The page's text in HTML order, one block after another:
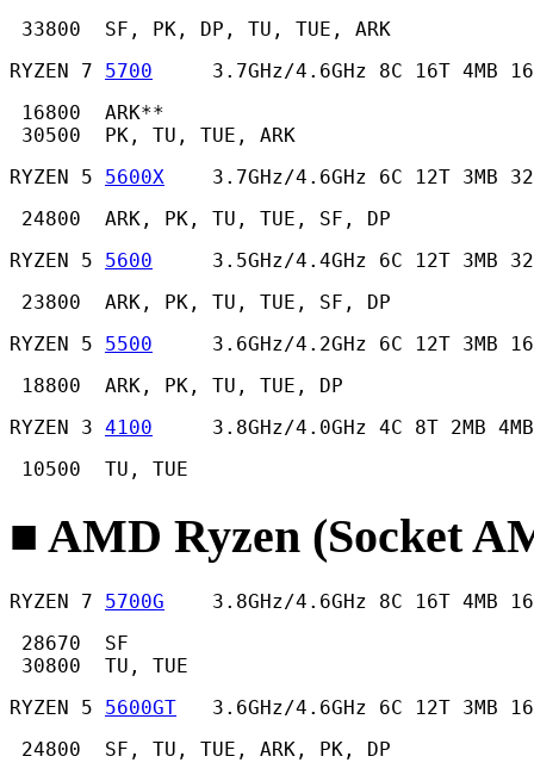
33800  SF, PK, DP, TU, TUE, ARK
RYZEN 7 5700
3.7GHz/4.6GHz 8C 16T 4MB
16800  ARK**
30500  PK, TU, TUE, ARK
RYZEN 5 5600X
3.7GHz/4.6GHz 6C 12T 3MB
24800  ARK, PK, TU, TUE, SF, DP
RYZEN 5 5600
3.5GHz/4.4GHz 6C 12T 3MB
23800  ARK, PK, TU, TUE, SF, DP
RYZEN 5 5500
3.6GHz/4.2GHz 6C 12T 3MB
18800  ARK, PK, TU, TUE, DP
RYZEN 3 4100
3.8GHz/4.0GHz 4C 8T 2MB
10500  TU, TUE
■ AMD Ryzen (Socket
RYZEN 7 5700G
3.8GHz/4.6GHz 8C 16T 4MB
28670  SF
30800  TU, TUE
RYZEN 5 5600GT
3.6GHz/4.6GHz 6C 12T 3MB
24800  SF, TU, TUE, ARK, PK, DP